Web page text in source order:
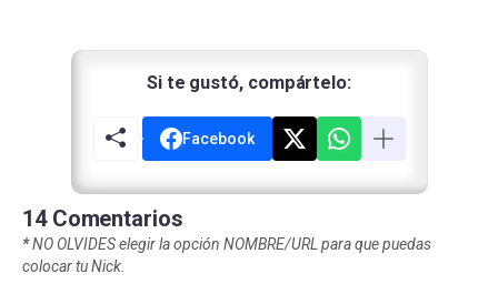
Si te gustó, compártelo:
Facebook
14 Comentarios
*NO OLVIDES elegir la opción NOMBRE/URL para que puedas
colocar tu Nick.